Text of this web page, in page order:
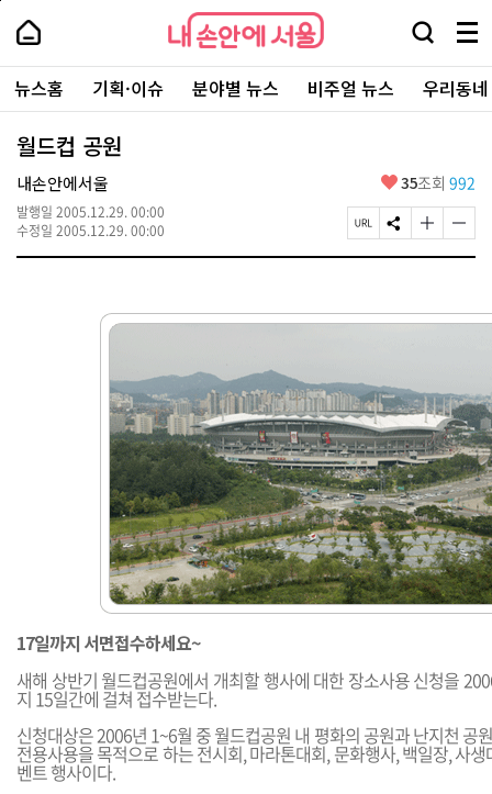
본
로
가
내
손
안
에
서
울
-
서
울
시
대
표
소
내
손
에
울
검
창
열
기
메
뉴
전
체
보
주
요
서
뉴스홈 기획·이슈 분야별 뉴스 비주얼 뉴스 우리동
월드컵 공원
내손안에서울
발행일 2005.12.29. 00:00
수정일 2005.12.29. 00:00
좋
요
35조회 992
페
이
L
S
N
하
글
자
게
기
글
자
게
기
17일까지 서면접수하세요~
새해 상반기 월드컵공원에서 개최할 행사에 대한 장소사용 신청을
지 15일간에 걸쳐 접수받는다.
신청대상은 2006년 1~6월 중 월드컵공원 내 평화의 공원과 난지천 공
전용사용을 목적으로 하는 전시회, 마라톤대회, 문화행사, 백일장, 사
벤트 행사이다.
페
상
단
로